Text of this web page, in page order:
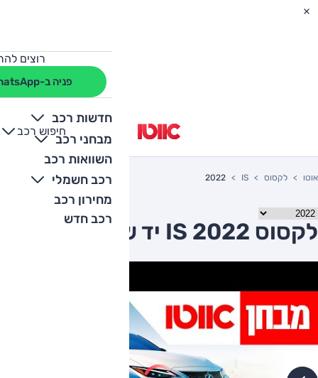
רוצים
פניה ב-WhatsApp
חדשות רכב
מבחני רכב
השוואות רכב
רכב חשמלי
מחירון רכב
רכב חדש
חיפוש רכב
+
-
אוטו לקסוס IS
2022
לקסוס IS 2022 יד שניה